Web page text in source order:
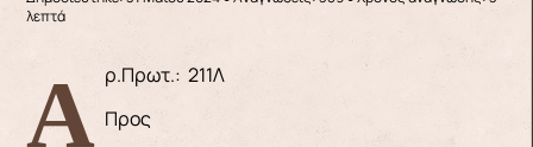
λεπτά
Αρ.Πρωτ.: 211Λ
Προς